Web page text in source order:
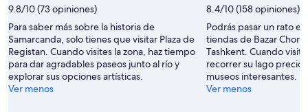
9.8/10 (73 opiniones)
Para saber más sobre la historia de
Samarcanda, solo tienes que visitar Plaza de
Registan. Cuando visites la zona, haz tiempo
para dar agradables paseos junto al río y
explorar sus opciones artísticas.
Ver menos
8.4/10 (158 opiniones)
Podrás pasar un rato
tiendas de Bazar
Tashkent. Cuando
recorrer su lago
museos interesantes.
Ver menos